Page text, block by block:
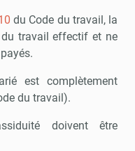
du Code du travail, la
travail effectif et ne
est complètement
du travail).
doivent être